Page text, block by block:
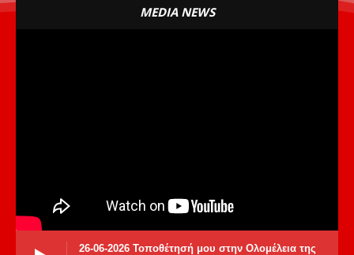
MEDIA NEWS
26-06-2026 Τοποθέτησή μου στην Ολομέλεια της